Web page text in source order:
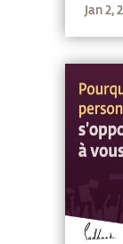
façon
Jan 2,